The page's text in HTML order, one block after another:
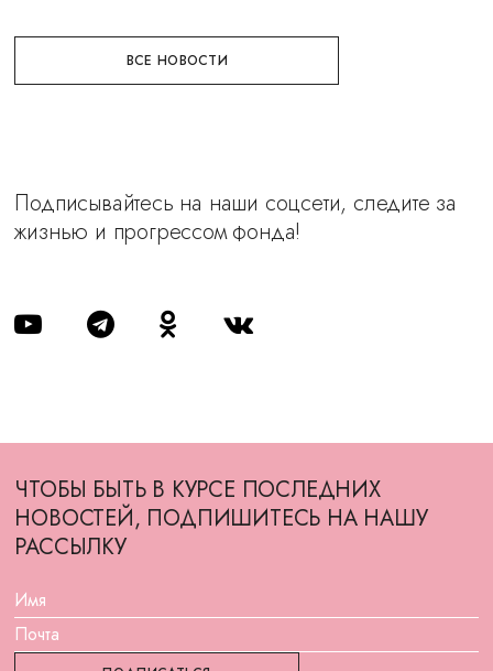
ВСЕ НОВОСТИ
Подписывайтесь на наши соцсети, следите за
жизнью и прогрессом фонда!
ЧТОБЫ БЫТЬ В КУРСЕ ПОСЛЕДНИХ
НОВОСТЕЙ, ПОДПИШИТЕСЬ НА НАШУ
РАССЫЛКУ